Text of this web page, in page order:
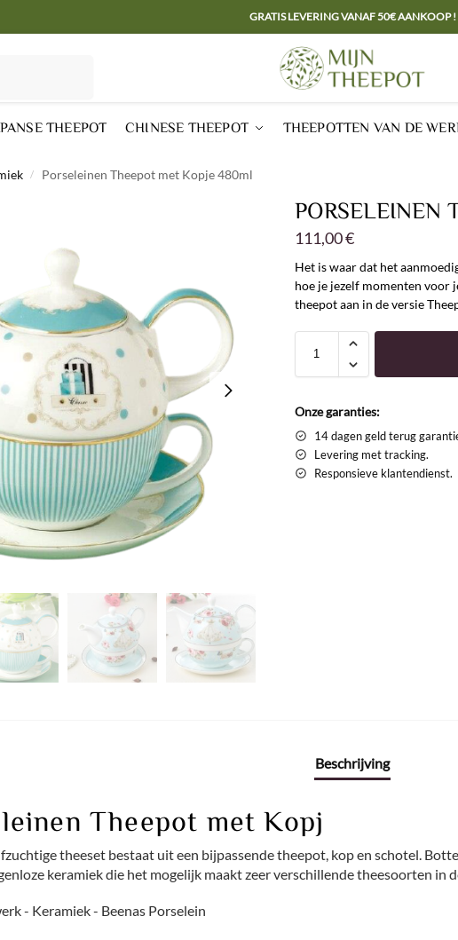
GRATIS LEVERING VANAF 50€ AANKOOP !
THEEPOT CHINESE THEEPOT THEEPOTTEN VAN DE
/ Porseleinen Theepot met Kopje 480ml
PORSELEINEN
111,00€
Het is waar dat het
hoe je jezelf momenten voor
theepot aan in de versie
Onze garanties:
14 dagen geld terug
Levering met tracking.
Responsieve klantendienst.
Beschrijving
Theepot met Kopj
theeset bestaat uit een bijpassende theepot, kop en schotel.
keramiek die het mogelijk maakt zeer verschillende theesoorten in
- Keramiek - Beenas Porselein